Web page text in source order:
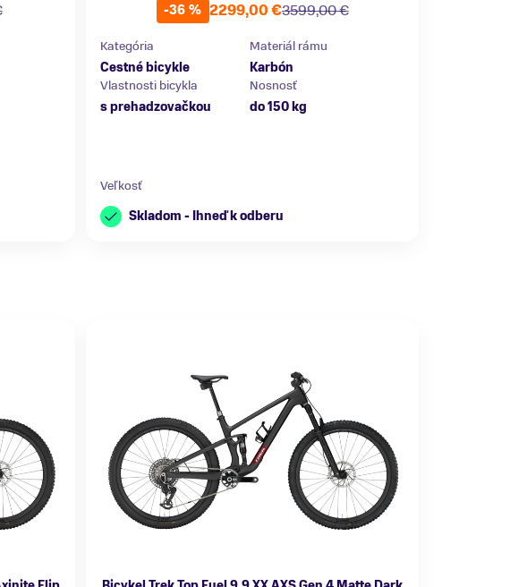
-36 %
3599,00 €
2299,00 €
Kategória
Cestné bicykle
Materiál rámu
Karbón
Vlastnosti bicykla
s prehadzovačkou
Nosnosť
do 150 kg
Veľkosť
Skladom - Ihneď k odberu